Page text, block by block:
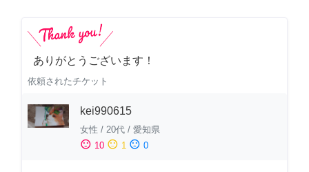
ありがとうございます！
依頼されたチケット
kei990615
女性 / 20代 / 愛知県
sentiment_satisfied 10 sentiment_neutral 1 sentiment_dissatisfied 0